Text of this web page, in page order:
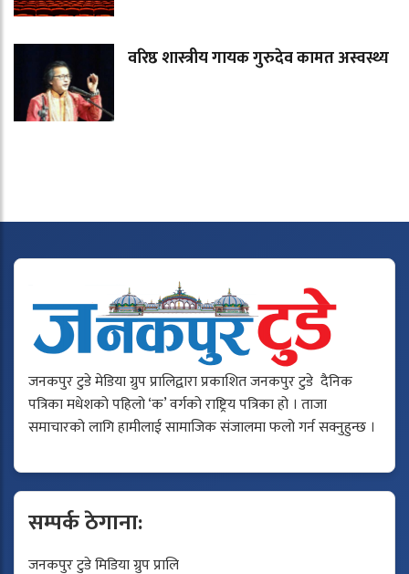
वरिष्ठ शास्त्रीय गायक गुरुदेव कामत अस्वस्थ्य
जनकपुर टुडे मेडिया ग्रुप प्रालिद्वारा प्रकाशित जनकपुर टुडे दैनिक
पत्रिका मधेशको पहिलो ‘क’ वर्गको राष्ट्रिय पत्रिका हो । ताजा
समाचारको लागि हामीलाई सामाजिक संजालमा फलो गर्न सक्नुहुन्छ ।
सम्पर्क ठेगाना:
जनकपुर टुडे मिडिया ग्रुप प्रालि